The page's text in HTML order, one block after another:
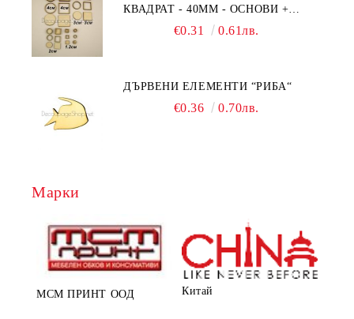
КВАДРАТ - 40ММ - ОСНОВИ +
€0.31 0.61лв.
ДЪРВЕНИ ЕЛЕМЕНТИ “РИБА“
€0.36 0.70лв.
Марки
МСМ ПРИНТ ООД Китай